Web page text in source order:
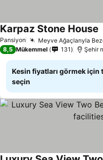
Pansiyon Meyve Ağaçlarıyla
Karpaz Stone House
8,5 Mükemmel 131 Şehir
Kesin fiyatları görmek için
seçin